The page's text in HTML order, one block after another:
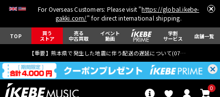
For Overseas Customers: Please visit "https://global.ikebe-
gakki.com/" for direct international shipping.
TOP 買う
ストア
売る
中古買取
イベント
動画
学割
サービス 店舗一覧
【重要】熊本県で発生した地震に伴う配送の遅延について(07月29日
0